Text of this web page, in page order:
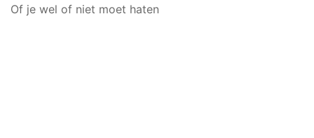
Of je wel of niet moet haten